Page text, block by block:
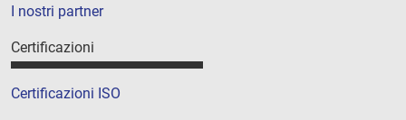
I nostri partner
Certificazioni
Certificazioni ISO